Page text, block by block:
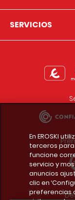
SERVICIOS
En EROSKI
terceros
funcione
servicio y
anuncios
clic en
preferencias